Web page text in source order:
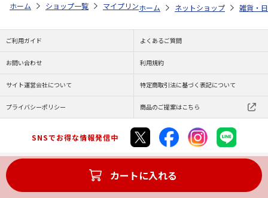
カートに入れる
ホーム ショップ一覧 マイプリント シルエットプレート【ノルウ
ホーム ネットショップ 雑貨・
ご利用ガイド よくあるご質問
お問い合わせ 利用規約
サイト運営会社について 特定商取引法に基づく表記について
プライバシーポリシー 商品のご提案はこちら
SNSでお得な情報発信中